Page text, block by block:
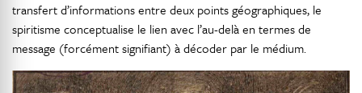
transfert d’informations entre deux points géographiques, le
spiritisme conceptualise le lien avec l’au-delà en termes de
message (forcément signifiant) à décoder par le médium.